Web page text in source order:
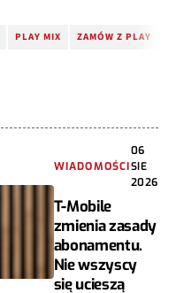
PLAY MIX ZAMÓW Z PLAY
WIADOMOŚCI
06
SIE
2026
T-Mobile
zmienia zasady
abonamentu.
Nie wszyscy
się ucieszą